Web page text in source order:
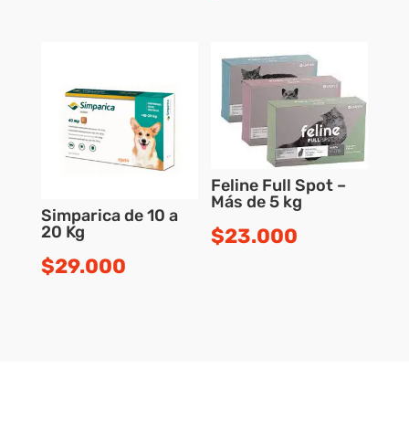
Simparica de 10 a
20 Kg
$29.000
Feline Full Spot –
Más de 5 kg
$23.000